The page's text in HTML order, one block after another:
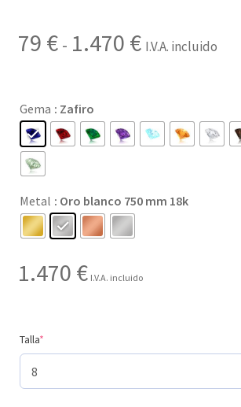
79 € - 1.470 €Rango
desde
79 €
1.470 €
I.V.A. incluido
Gema : Zafiro
Metal : Oro blanco 750 mm 18k
1.470 € I.V.A. incluido
Talla*(required)